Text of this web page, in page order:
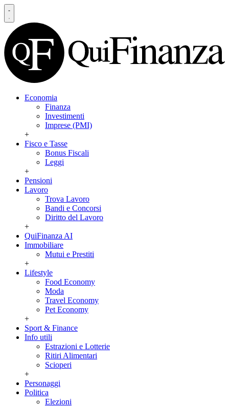
Economia
Finanza
Investimenti
Imprese (PMI)
+
Fisco e Tasse
Bonus Fiscali
Leggi
+
Pensioni
Lavoro
Trova Lavoro
Bandi e Concorsi
Diritto del Lavoro
+
QuiFinanza AI
Immobiliare
Mutui e Prestiti
+
Lifestyle
Food Economy
Moda
Travel Economy
Pet Economy
+
Sport & Finance
Info utili
Estrazioni e Lotterie
Ritiri Alimentari
Scioperi
+
Personaggi
Politica
Elezioni